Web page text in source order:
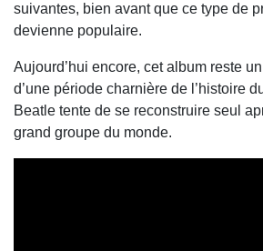
suivantes, bien avant que ce type de
devienne populaire.
Aujourd’hui encore, cet album reste
d’une période charnière de l’histoire
Beatle tente de se reconstruire seul
grand groupe du monde.